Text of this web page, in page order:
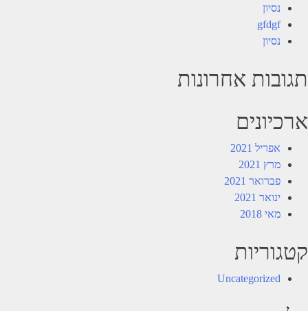
נסיון
gfdgf
נסיון
תגובות אחרונות
ארכיונים
אפריל 2021
מרץ 2021
פברואר 2021
ינואר 2021
מאי 2018
קטגוריות
Uncategorized